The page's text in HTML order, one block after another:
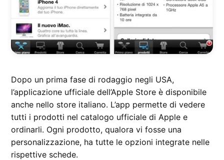
Dopo un prima fase di rodaggio negli USA,
l’applicazione ufficiale dell’Apple Store è disponibile
anche nello store italiano. L’app permette di vedere
tutti i prodotti nel catalogo ufficiale di Apple e
ordinarli. Ogni prodotto, qualora vi fosse una
personalizzazione, ha tutte le opzioni integrate nelle
rispettive schede.